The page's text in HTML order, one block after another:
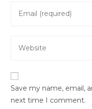
comment
your
address
your
URL
(optional)
Save my name, email,
next time I comment.